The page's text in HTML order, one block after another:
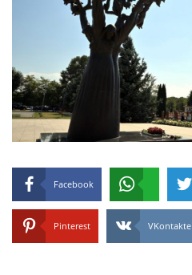
Facebook
Pinterest VKontakte